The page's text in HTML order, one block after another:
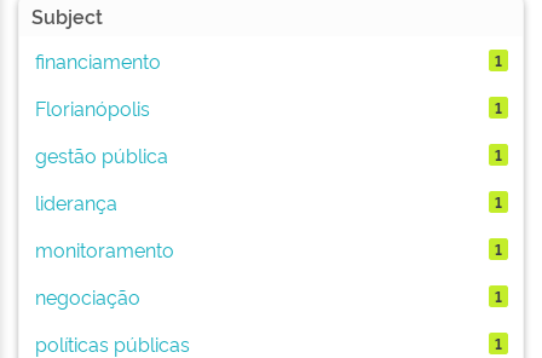
Subject
financiamento
1
Florianópolis 1
gestão pública 1
liderança 1
monitoramento 1
negociação 1
políticas públicas 1